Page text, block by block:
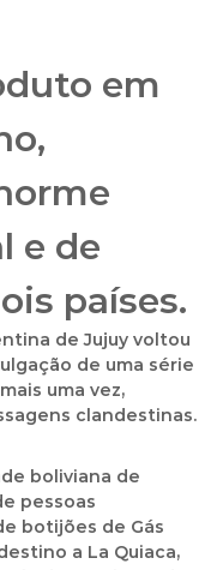
em
e de
países.
de Jujuy voltou
de uma série
uma vez,
clandestinas.
boliviana de
pessoas
botijões de Gás
a La Quiaca,